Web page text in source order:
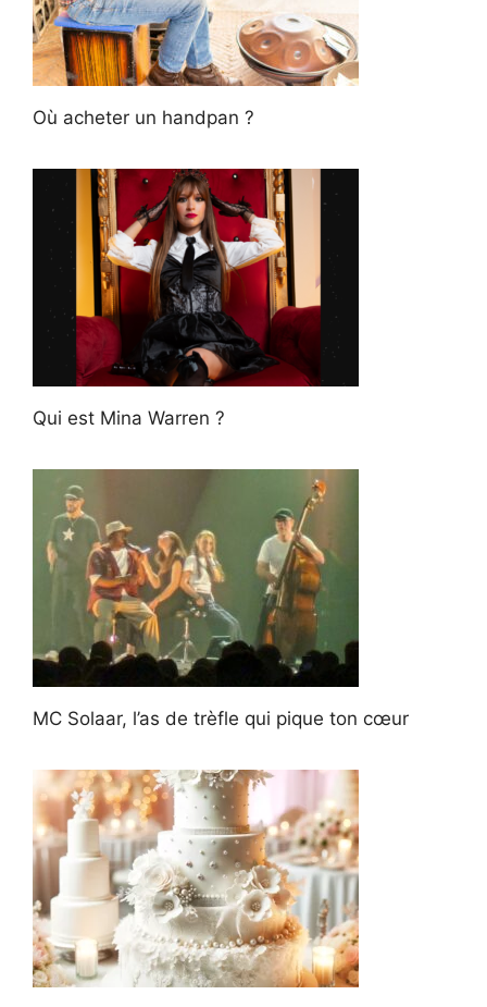
Où acheter un handpan ?
Qui est Mina Warren ?
MC Solaar, l’as de trèfle qui pique ton cœur